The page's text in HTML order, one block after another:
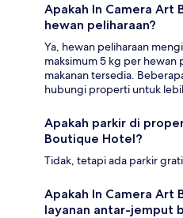
Apakah In Camera Art
hewan peliharaan?
Ya, hewan peliharaan
maksimum 5 kg per hewan
makanan tersedia.
hubungi properti untuk
Apakah parkir di
Boutique Hotel?
Tidak, tetapi ada parkir
Apakah In Camera Art
layanan antar-jemput